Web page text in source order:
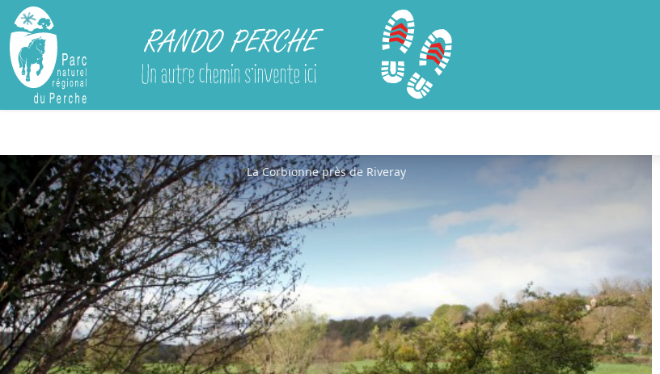
Rando Perche
La Corbionne près de Riveray